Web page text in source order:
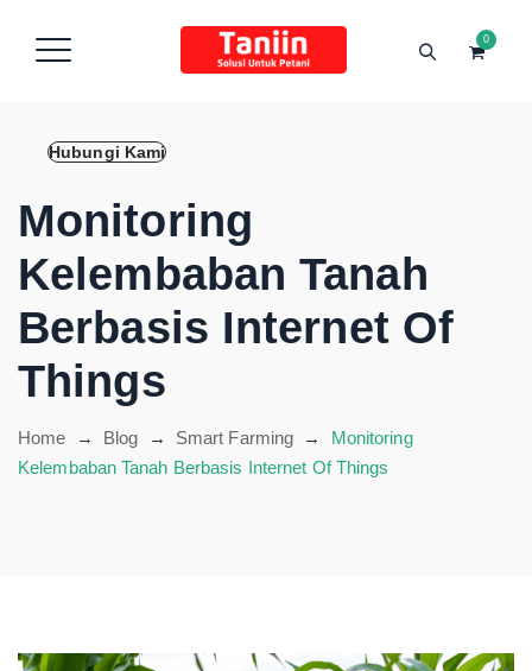
Hubungi Kami
0
Monitoring
Kelembaban Tanah
Berbasis Internet Of
Things
Home → Blog → Smart Farming → Monitoring
Kelembaban Tanah Berbasis Internet Of Things